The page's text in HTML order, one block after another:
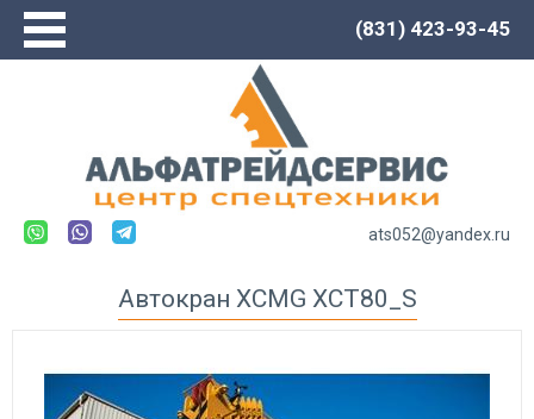
(831) 423-93-45
Сервис
Каталог
Новости
Спецтехника LOVOL
Автогрейдеры
ats052@yandex.ru
Автокран XCMG XCT80_S